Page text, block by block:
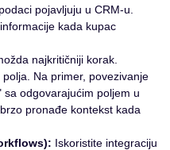
pojavljuju u CRM-u.
kada kupac
najkritičniji korak.
Na primer, povezivanje
odgovarajućim poljem u
pronađe kontekst kada
Iskoristite integraciju